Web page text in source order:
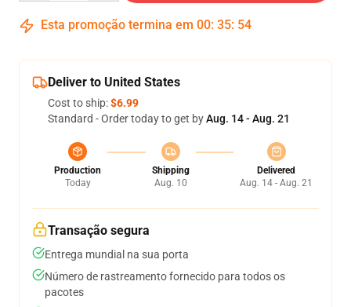
Esta promoção termina em 00: 35: 54
Deliver to United States
Cost to ship:$6.99
Standard - Order today to get byAug. 14 - Aug. 21
Production
Today
Shipping
Aug. 10
Delivered
Aug. 14 - Aug. 21
Transação segura
Entrega mundial na sua porta
Número de rastreamento fornecido para todos os
pacotes